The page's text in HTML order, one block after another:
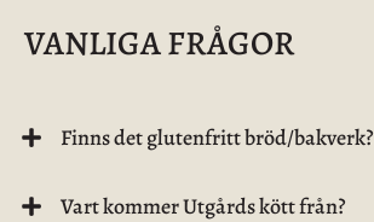
VANLIGA FRÅGOR
Finns det glutenfritt bröd/bakverk?
Vart kommer Utgårds kött från?